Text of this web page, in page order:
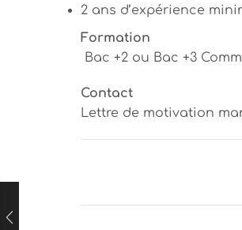
2 ans d’expérience
Formation
Bac +2 ou Bac +3
Contact
Lettre de motivation